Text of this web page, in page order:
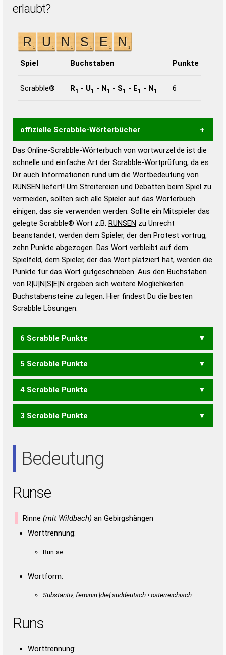
erlaubt?
Spiel Buchstaben Punkte
Scrabble® R1 - U1 - N1 - S1 - E1 - N1 6
offizielle Scrabble-Wörterbücher
Wortwurzel liefert mit Hilfe eines semantischen
Wortanalyse-Algorithmus gute Anhaltspunkte zu
Wortbedeutung, Worttrennung und Wortform, um die
Gültigkeit eines Wortes für das Scrabble-Spiel zu
bestimmen!
zugelassene Turnier Scrabble-
Wörterbücher sind:
Duden – Standardwerk in 12 Bänden
Duden – Richtiges und gutes
Deutsch
Duden – Die deutsche Grammatik
Duden – Deutsches
Das Online-Scrabble-Wörterbuch von wortwurzel.de ist die
schnelle und einfache Art der Scrabble-Wortprüfung, da es
Dir auch Informationen rund um die Wortbedeutung von
RUNSEN liefert! Um Streitereien und Debatten beim Spiel zu
vermeiden, sollten sich alle Spieler auf das Wörterbuch
einigen, das sie verwenden werden. Sollte ein Mitspieler das
gelegte Scrabble® Wort z.B. RUNSEN zu Unrecht
beanstandet, werden dem Spieler, der den Protest vortrug,
zehn Punkte abgezogen. Das Wort verbleibt auf dem
Spielfeld, dem Spieler, der das Wort platziert hat, werden die
Punkte für das Wort gutgeschrieben. Aus den Buchstaben
von R|U|N|S|E|N ergeben sich weitere Möglichkeiten
Buchstabensteine zu legen. Hier findest Du die besten
Scrabble Lösungen:
6 Scrabble Punkte
NURSEN UNSERN UNSREN
5 Scrabble Punkte
NURSE RUNEN SUREN
4 Scrabble Punkte
NEUN RENN RENS RUNE
URNE
USER
3 Scrabble Punkte
SUR URE URS
Bedeutung
Runse
Rinne (mit Wildbach) an Gebirgshängen
Worttrennung:
Run·se
Wortform:
Substantiv, feminin [die] süddeutsch • österreichisch
Runs
Worttrennung: